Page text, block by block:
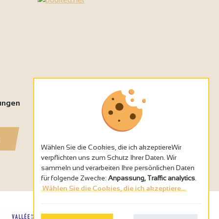
Wählen Sie die Cookies, die ich akzeptiereWir
verpflichten uns zum Schutz Ihrer Daten. Wir
sammeln und verarbeiten Ihre persönlichen Daten
für folgende Zwecke: Anpassung, Traffic analytics
Wählen Sie die Cookies, die ich akzeptiere...